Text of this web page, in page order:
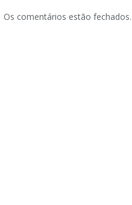
Os comentários estão fechados.